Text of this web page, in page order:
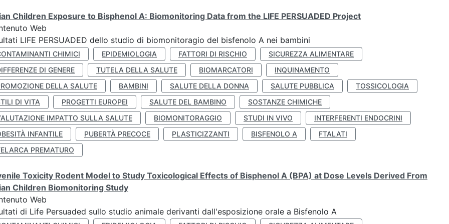
Children Exposure to Bisphenol A: Biomonitoring Data from the LIFE PERSUADED Project
Web
LIFE PERSUADED dello studio di biomonitoragio del bisfenolo A nei bambini
CHIMICI EPIDEMIOLOGIA FATTORI DI RISCHIO
SICUREZZA ALIMENTARE
DI GENERE
TUTELA DELLA SALUTE BIOMARCATORI
INQUINAMENTO
DELLA SALUTE
BAMBINI SALUTE DELLA DONNA SALUTE PUBBLICA
TOSSICOLOGIA
DI VITA
PROGETTI EUROPEI SALUTE DEL BAMBINO
SOSTANZE CHIMICHE
IMPATTO SULLA SALUTE
BIOMONITORAGGIO STUDI IN VIVO
INTERFERENTI ENDOCRINI
INFANTILE
PUBERTÀ PRECOCE PLASTICIZZANTI BISFENOLO A
FTALATI
PREMATURO
Toxicity Rodent Model to Study Toxicological Effects of Bisphenol A (BPA) at Dose Levels Derived From
Children Biomonitoring Study
Web
di Life Persuaded sullo studio animale derivanti dall'esposizione orale a Bisfenolo A